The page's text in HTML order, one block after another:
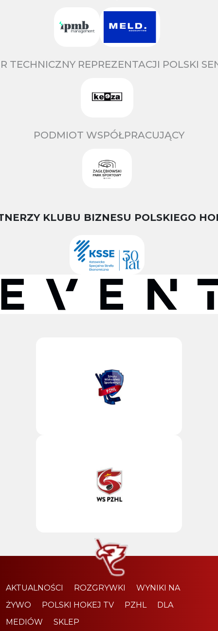
TECHNICZNY REPREZENTACJI POLSKI
PODMIOT WSPÓŁPRACUJĄCY
KLUBU BIZNESU POLSKIEGO
AKTUALNOŚCI ROZGRYWKI
WYNIKI NA
ŻYWO
POLSKI HOKEJ TV PZHL
DLA
MEDIÓW
SKLEP